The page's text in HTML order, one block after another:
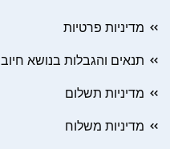
מדיניות פרטיות
תנאים והגבלות בנושא חיוב
מדיניות תשלום
מדיניות משלוח